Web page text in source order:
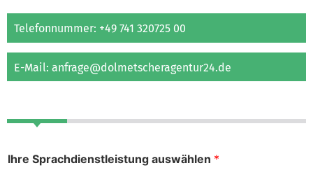
Telefonnummer: +49 741 320725 00
E-Mail: anfrage@dolmetscheragentur24.de
Ihre Sprachdienstleistung auswählen *